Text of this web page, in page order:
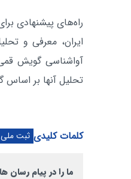
راه‌های پیشنهادی
ایران، معرفی و
آواشناسی گویش
تحلیل آنها بر
کلمات کلیدی ثبت ملی
ما را در پیام رسان